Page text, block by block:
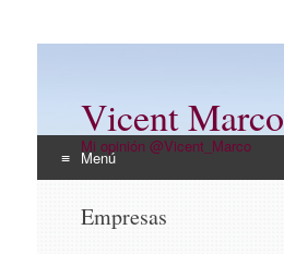
Vicent Marco
Mi opinión @Vicent_Marco
Menú
Empresas